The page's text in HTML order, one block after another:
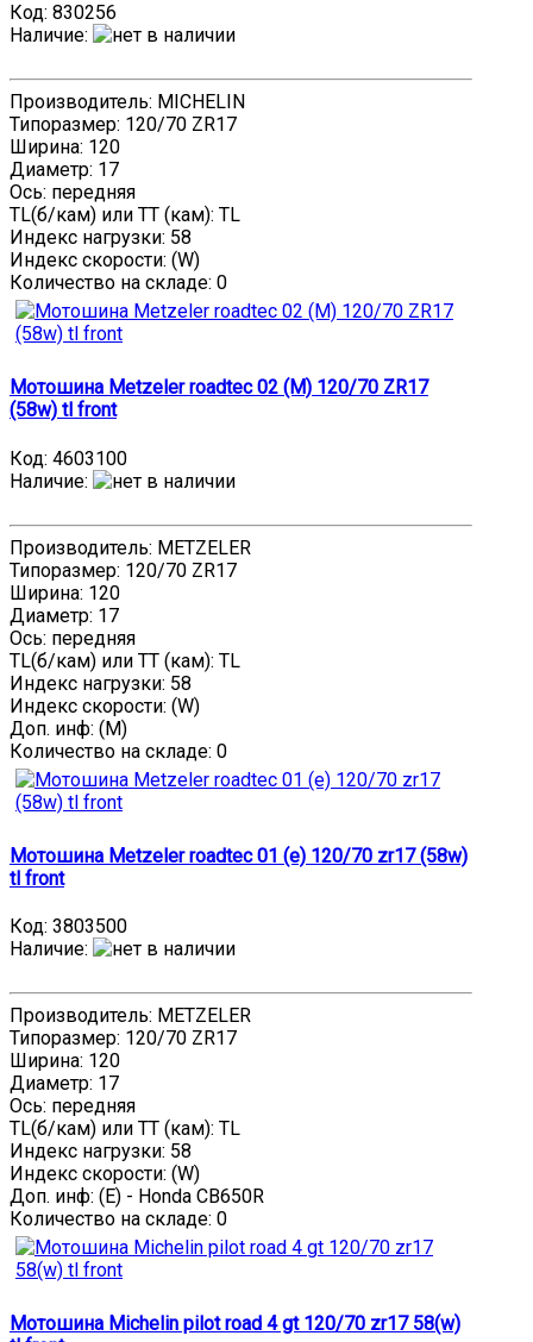
Код: 830256
Наличие:
Производитель: MICHELIN
Типоразмер: 120/70 ZR17
Ширина: 120
Диаметр: 17
Ось: передняя
TL(б/кам) или TT (кам): TL
Индекс нагрузки: 58
Индекс скорости: (W)
Количество на складе: 0
Мотошина Metzeler roadtec 02 (M) 120/70 ZR17
(58w) tl front
Код: 4603100
Наличие:
Производитель: METZELER
Типоразмер: 120/70 ZR17
Ширина: 120
Диаметр: 17
Ось: передняя
TL(б/кам) или TT (кам): TL
Индекс нагрузки: 58
Индекс скорости: (W)
Доп. инф: (M)
Количество на складе: 0
Мотошина Metzeler roadtec 01 (e) 120/70 zr17 (58w)
tl front
Код: 3803500
Наличие:
Производитель: METZELER
Типоразмер: 120/70 ZR17
Ширина: 120
Диаметр: 17
Ось: передняя
TL(б/кам) или TT (кам): TL
Индекс нагрузки: 58
Индекс скорости: (W)
Доп. инф: (E) - Honda CB650R
Количество на складе: 0
Мотошина Michelin pilot road 4 gt 120/70 zr17 58(w)